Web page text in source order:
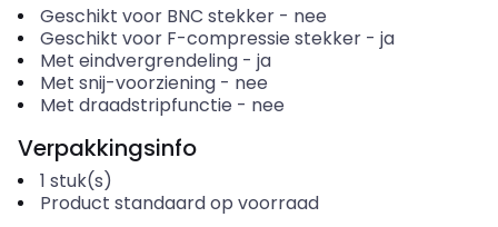
Geschikt voor BNC stekker- nee
Geschikt voor F-compressie stekker- ja
Met eindvergrendeling- ja
Met snij-voorziening- nee
Met draadstripfunctie - nee
Verpakkingsinfo
1 stuk(s)
Product standaard op voorraad